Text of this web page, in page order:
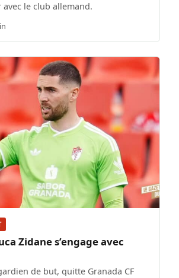
le club allemand.
Zidane s’engage avec
de but, quitte Granada CF